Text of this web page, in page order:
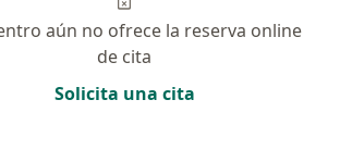
aún no ofrece la reserva online
de cita
Solicita una cita